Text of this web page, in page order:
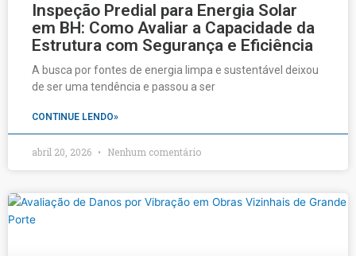
Inspeção Predial para Energia Solar
em BH: Como Avaliar a Capacidade da
Estrutura com Segurança e Eficiência
A busca por fontes de energia limpa e sustentável deixou
de ser uma tendência e passou a ser
CONTINUE LENDO»
abril 20, 2026 Nenhum comentário